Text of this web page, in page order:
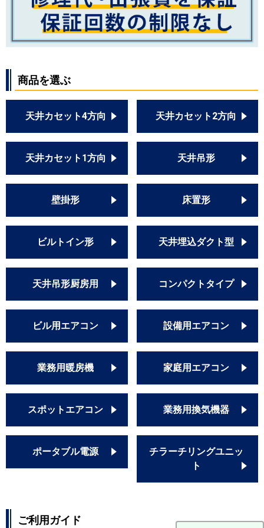
商品を選ぶ
天井カセット4方向 天井カセット2方向
天井カセット1方向 天井吊形
壁掛形 床置形
ビルトイン形 天井埋込ダクト型
天井吊形厨房用 コンパクトタイプ
ビル用エアコン 設備用エアコン
業務用暖房機 家庭用エアコン
スポットエアコン 業務用換気機器
ポータブル電源
チラーチリングユニッ
ト
ご利用ガイド